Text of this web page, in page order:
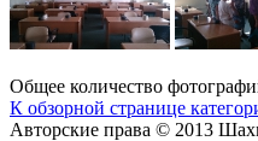
Общее количество
К обзорной странице
Авторские права © 2013